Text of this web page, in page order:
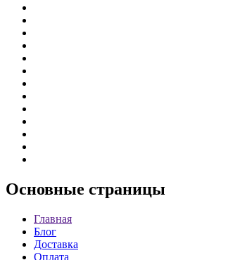
Основные страницы
Главная
Блог
Доставка
Оплата